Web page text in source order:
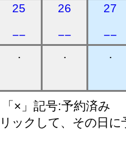
25
−−
26
−−
27
−−
. . .
×」記号:予約済み
ックして、その日に